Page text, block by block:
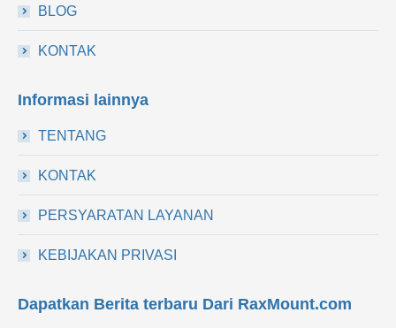
BLOG
KONTAK
Informasi lainnya
TENTANG
KONTAK
PERSYARATAN LAYANAN
KEBIJAKAN PRIVASI
Dapatkan Berita terbaru Dari RaxMount.com